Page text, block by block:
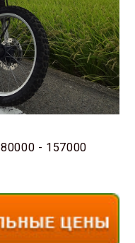
- 157000